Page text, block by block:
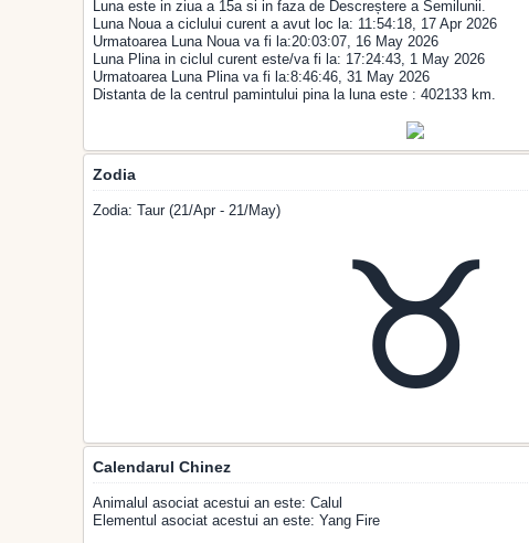
Luna este in ziua a 15a si in faza de Descreștere a Semilunii.
Luna Noua a ciclului curent a avut loc la: 11:54:18, 17 Apr 2026
Urmatoarea Luna Noua va fi la:20:03:07, 16 May 2026
Luna Plina in ciclul curent este/va fi la: 17:24:43, 1 May 2026
Urmatoarea Luna Plina va fi la:8:46:46, 31 May 2026
Distanta de la centrul pamintului pina la luna este : 402133 km.
Zodia
Zodia: Taur (21/Apr - 21/May)
♉
Calendarul Chinez
Animalul asociat acestui an este: Calul
Elementul asociat acestui an este: Yang Fire